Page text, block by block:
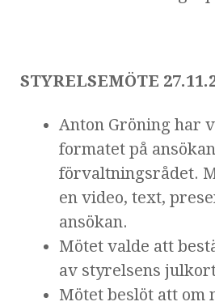
STYRELSEMÖTE
Anton Gröning har
formatet på
förvaltningsrådet.
en video, text,
ansökan.
Mötet valde att
av styrelsens
Mötet beslöt att om